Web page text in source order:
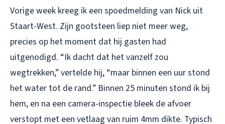
Vorige week kreeg ik een spoedmelding van Nick uit
Staart-West. Zijn gootsteen liep niet meer weg,
precies op het moment dat hij gasten had
uitgenodigd. “Ik dacht dat het vanzelf zou
wegtrekken,” vertelde hij, “maar binnen een uur stond
het water tot de rand.” Binnen 25 minuten stond ik bij
hem, en na een camera-inspectie bleek de afvoer
verstopt met een vetlaag van ruim 4mm dikte. Typisch